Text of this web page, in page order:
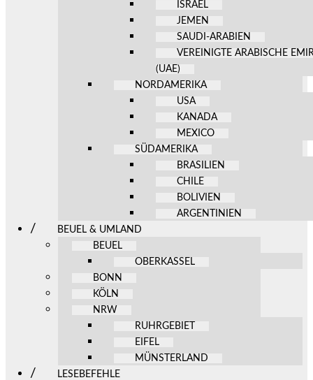
ISRAEL
JEMEN
SAUDI-ARABIEN
VEREINIGTE ARABISCHE
(UAE)
NORDAMERIKA
USA
KANADA
MEXICO
SÜDAMERIKA
BRASILIEN
CHILE
BOLIVIEN
ARGENTINIEN
BEUEL & UMLAND
BEUEL
OBERKASSEL
BONN
KÖLN
NRW
RUHRGEBIET
EIFEL
MÜNSTERLAND
LESEBEFEHLE